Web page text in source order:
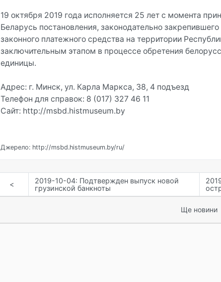
19 октября 2019 года исполняется 25 лет с момента
Беларусь постановления, законодательно
законного платежного средства на территории
заключительным этапом в процессе обретения
единицы.
Адрес: г. Минск, ул. Карла Маркса, 38, 4 подъезд
Телефон для справок: 8 (017) 327 46 11
Сайт: http://msbd.histmuseum.by
Джерело: http://msbd.histmuseum.by/ru/
<
2019-10-04: Подтвержден выпуск новой
грузинской банкноты
Ще новини